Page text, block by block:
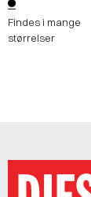
Findes i mange
størrelser